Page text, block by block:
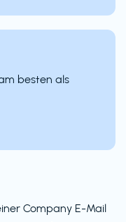
besten als
Company E-Mail